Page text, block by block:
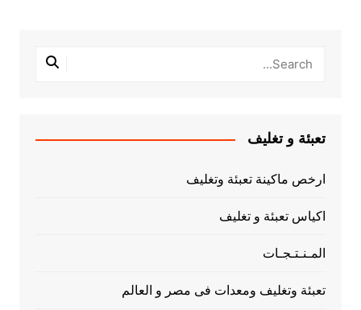
تعبئة و تغليف
ارخص ماكينة تعبئة وتغليف
اكياس تعبئة و تغليف
المـنـتـجـات
تعبئة وتغليف ومعدات فى مصر و العالم